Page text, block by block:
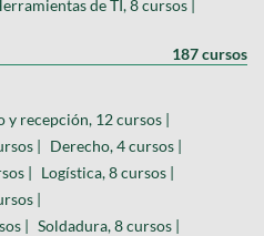
de TI, 8 cursos |
187 cursos
recepción, 12 cursos |
| Derecho, 4 cursos |
| Logística, 8 cursos |
|
| Soldadura, 8 cursos |